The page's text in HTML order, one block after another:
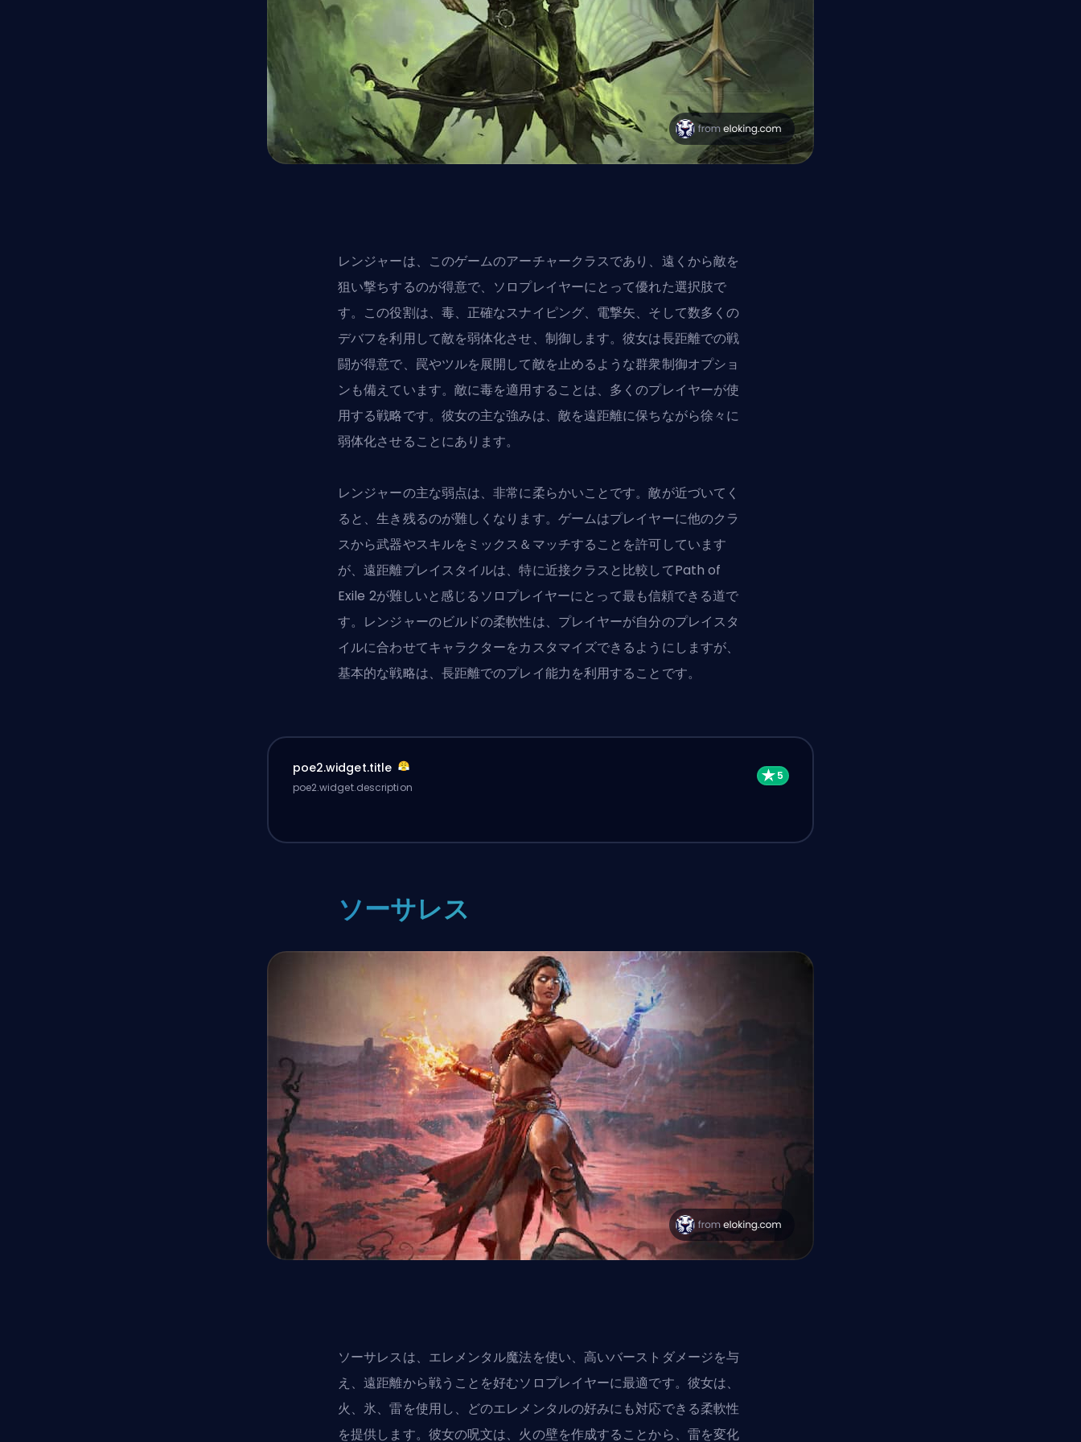
レンジャーは、このゲームのアーチャークラスであり、遠くから敵を
狙い撃ちするのが得意で、ソロプレイヤーにとって優れた選択肢で
す。この役割は、毒、正確なスナイピング、電撃矢、そして数多くの
デバフを利用して敵を弱体化させ、制御します。彼女は長距離での戦
闘が得意で、罠やツルを展開して敵を止めるような群衆制御オプショ
ンも備えています。敵に毒を適用することは、多くのプレイヤーが使
用する戦略です。彼女の主な強みは、敵を遠距離に保ちながら徐々に
弱体化させることにあります。
レンジャーの主な弱点は、非常に柔らかいことです。敵が近づいてく
ると、生き残るのが難しくなります。ゲームはプレイヤーに他のクラ
スから武器やスキルをミックス＆マッチすることを許可しています
が、遠距離プレイスタイルは、特に近接クラスと比較してPath of
Exile 2が難しいと感じるソロプレイヤーにとって最も信頼できる道で
す。レンジャーのビルドの柔軟性は、プレイヤーが自分のプレイスタ
イルに合わせてキャラクターをカスタマイズできるようにしますが、
基本的な戦略は、長距離でのプレイ能力を利用することです。
poe2.widget.title
poe2.widget.description
ソーサレス
ソーサレスは、エレメンタル魔法を使い、高いバーストダメージを与
え、遠距離から戦うことを好むソロプレイヤーに最適です。彼女は、
火、氷、雷を使用し、どのエレメンタルの好みにも対応できる柔軟性
を提供します。彼女の呪文は、火の壁を作成することから、雷を変化